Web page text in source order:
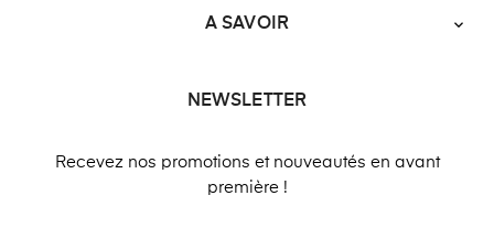
A SAVOIR 
NEWSLETTER
Recevez nos promotions et nouveautés en avant
première !